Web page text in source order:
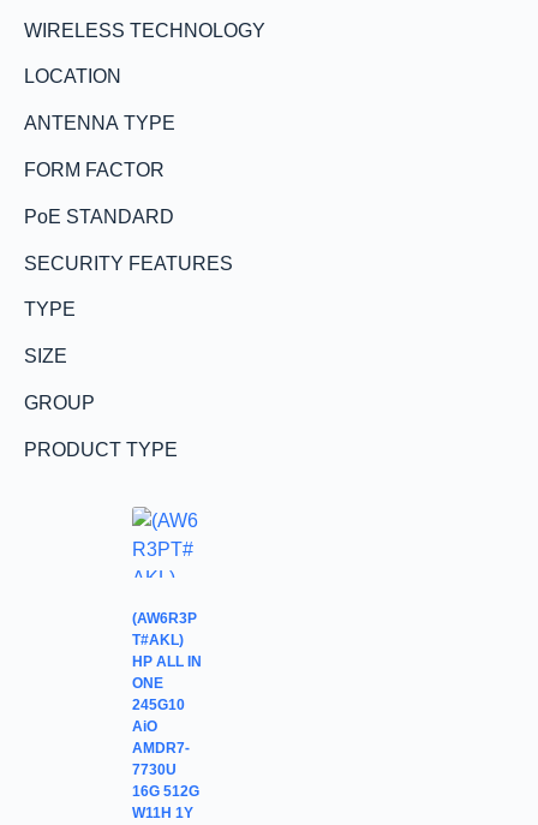
WIRELESS TECHNOLOGY
LOCATION
ANTENNA TYPE
FORM FACTOR
PoE STANDARD
SECURITY FEATURES
TYPE
SIZE
GROUP
PRODUCT TYPE
(AW6R3P
T#AKL)
HP ALL IN
ONE
245G10
AiO
AMDR7-
7730U
16G 512G
W11H 1Y